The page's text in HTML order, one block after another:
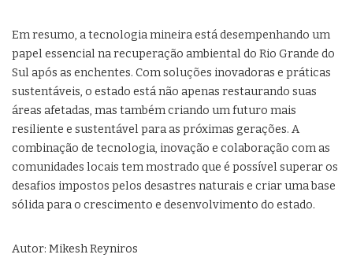
Em resumo, a tecnologia mineira está desempenhando um
papel essencial na recuperação ambiental do Rio Grande do
Sul após as enchentes. Com soluções inovadoras e práticas
sustentáveis, o estado está não apenas restaurando suas
áreas afetadas, mas também criando um futuro mais
resiliente e sustentável para as próximas gerações. A
combinação de tecnologia, inovação e colaboração com as
comunidades locais tem mostrado que é possível superar os
desafios impostos pelos desastres naturais e criar uma base
sólida para o crescimento e desenvolvimento do estado.
Autor: Mikesh Reyniros